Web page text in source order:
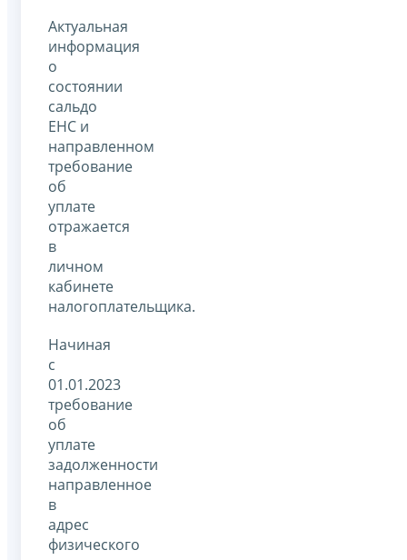
Актуальная
информация
о
состоянии
сальдо
ЕНС и
направленном
требование
об
уплате
отражается
в
личном
кабинете
налогоплательщика.
Начиная
с
01.01.2023
требование
об
уплате
задолженности
направленное
в
адрес
физического